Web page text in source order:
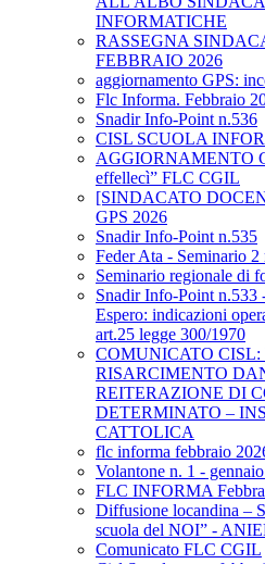
INFORMATICHE
RASSEGNA
FEBBRAIO 2026
aggiornamento GPS:
Flc Informa. Febbraio
Snadir Info-Point n.536
CISL SCUOLA
AGGIORNAMENTO
effellecì” FLC CGIL
[SINDACATO
GPS 2026
Snadir Info-Point n.535
Feder Ata - Seminario 2
Seminario regionale di
Snadir Info-Point n.533
Espero: indicazioni
art.25 legge 300/1970
COMUNICATO CISL:
RISARCIMENTO
REITERAZIONE DI
DETERMINATO –
CATTOLICA
flc informa febbraio
Volantone n. 1 -
FLC INFORMA
Diffusione locandina –
scuola del NOI” -
Comunicato FLC CGIL